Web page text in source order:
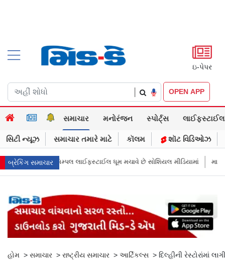
ઇ-પેપર
OPEN APP
સમાચાર મનોરંજન સ્પોર્ટ્સ લાઈફસ્ટાઈલ
સિટી ન્યૂઝ સમાચાર તમારે માટે કૉલમ શૉટ વિડિઓઝ
બ્રેકિંગ સમાચાર
છે સોશિયલ મીડિયામાં માર્ક ઝુકરબર્ગે માની Metaની ભૂલ, ચાઈલ્ડ
હોમ > સમાચાર > રાષ્ટ્રીય સમાચાર > આર્ટિકલ્સ > દિલ્હીની રેસ્ટોરાંમાં